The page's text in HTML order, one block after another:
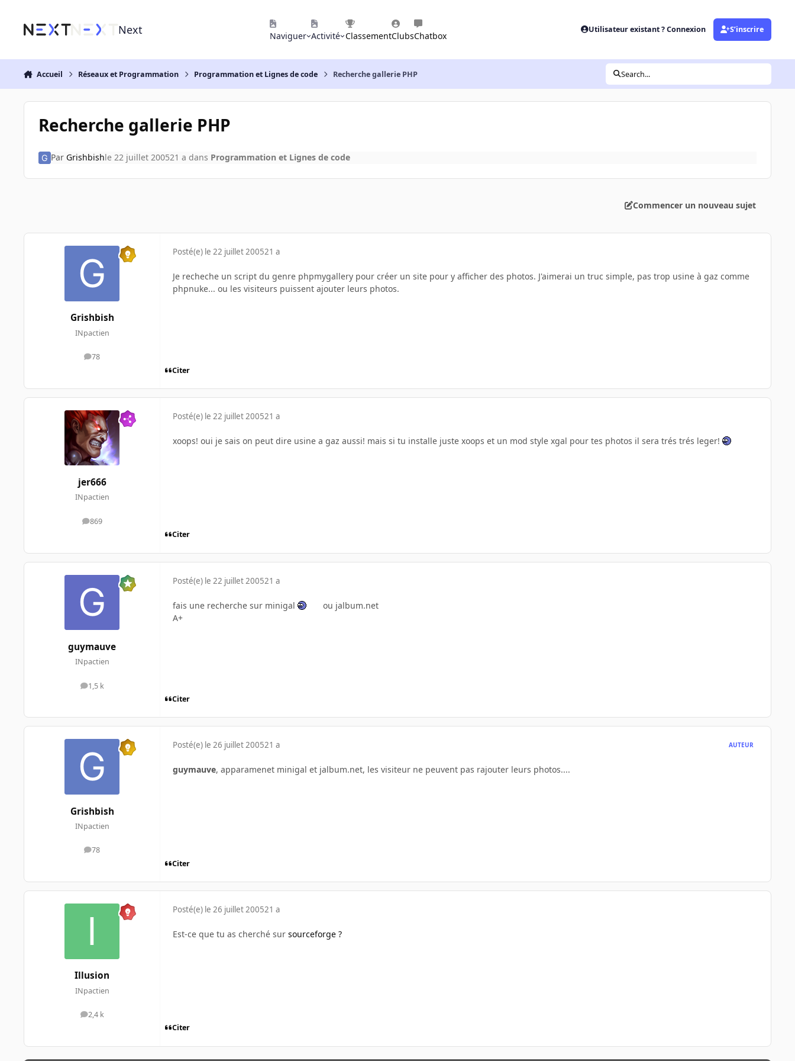
Next Naviguer Activité ClassementClubsChatbox
Utilisateur existant ? Connexion S’inscrire
Accueil Réseaux et Programmation Programmation et Lignes de code Recherche gallerie PHP Search...
Recherche gallerie PHP
Par Grishbishle 22 juillet 200521 a dans Programmation et Lignes de code
Commencer un nouveau sujet
Grishbish
INpactien
78
messages
Posté(e) le 22 juillet 200521 a
Je recheche un script du genre phpmygallery pour créer un site pour y afficher des photos. J'aimerai un truc simple, pas trop usine à gaz comme
phpnuke... ou les visiteurs puissent ajouter leurs photos.
Citer
jer666
INpactien
869
messages
Posté(e) le 22 juillet 200521 a
xoops! oui je sais on peut dire usine a gaz aussi! mais si tu installe juste xoops et un mod style xgal pour tes photos il sera trés trés leger!
Citer
guymauve
INpactien
1,5 k
messages
Posté(e) le 22 juillet 200521 a
fais une recherche sur minigal
ou jalbum.net
A+
Citer
Grishbish
INpactien
78
messages
Posté(e) le 26 juillet 200521 a AUTEUR
guymauve, apparamenet minigal et jalbum.net, les visiteur ne peuvent pas rajouter leurs photos....
Citer
Illusion
INpactien
2,4 k
messages
Posté(e) le 26 juillet 200521 a
Est-ce que tu as cherché sur sourceforge ?
Citer